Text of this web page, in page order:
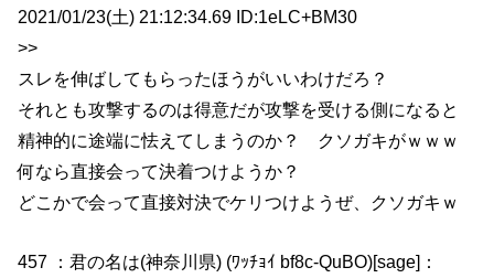
2021/01/23(土) 21:12:34.69 ID:1eLC+BM30
>>
スレを伸ばしてもらったほうがいいわけだろ？
それとも攻撃するのは得意だが攻撃を受ける側になると
精神的に途端に怯えてしまうのか？ クソガキがｗｗｗ
何なら直接会って決着つけようか？
どこかで会って直接対決でケリつけようぜ、クソガキｗ
457 ：君の名は(神奈川県) (ﾜｯﾁｮｲ bf8c-QuBO)[sage]：